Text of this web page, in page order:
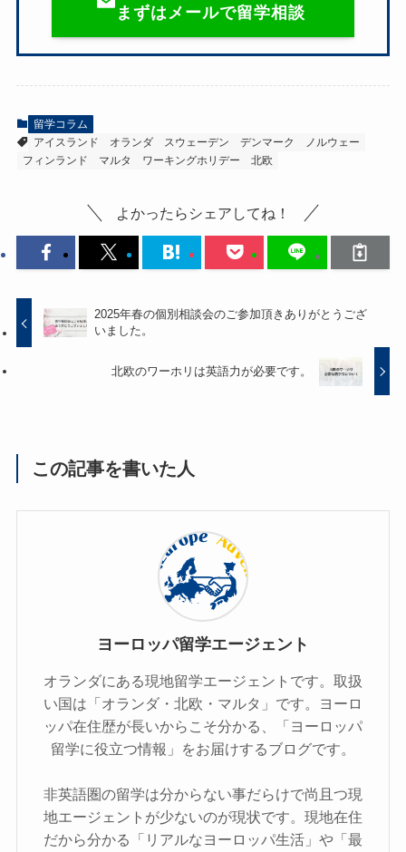
まずはメールで留学相談
留学コラム
アイスランド
オランダ スウェーデン デンマーク
ノルウェー
フィンランド
マルタ ワーキングホリデー 北欧
よかったらシェアしてね！
2025年春の個別相談会のご参加頂きありがとうござ
いました。
北欧のワーホリは英語力が必要です。
この記事を書いた人
ヨーロッパ留学エージェント
オランダにある現地留学エージェントです。取扱
い国は「オランダ・北欧・マルタ」です。ヨーロ
ッパ在住歴が長いからこそ分かる、「ヨーロッパ
留学に役立つ情報」をお届けするブログです。
非英語圏の留学は分からない事だらけで尚且つ現
地エージェントが少ないのが現状です。現地在住
だから分かる「リアルなヨーロッパ生活」や「最